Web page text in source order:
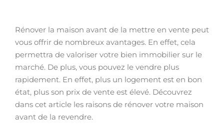
Rénover la maison avant de la mettre en vente peut
vous offrir de nombreux avantages. En effet, cela
permettra de valoriser votre bien immobilier sur le
marché. De plus, vous pouvez le vendre plus
rapidement. En effet, plus un logement est en bon
état, plus son prix de vente est élevé. Découvrez
dans cet article les raisons de rénover votre maison
avant de la revendre.